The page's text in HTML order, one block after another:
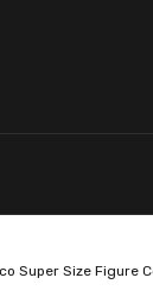
Super Size Figure